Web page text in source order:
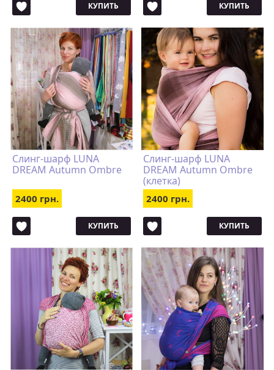
КУПИТЬ КУПИТЬ
Слинг-шарф LUNA
DREAM Autumn Ombre
2400 грн.
КУПИТЬ
Слинг-шарф LUNA
DREAM Autumn Ombre
(клетка)
2400 грн.
КУПИТЬ